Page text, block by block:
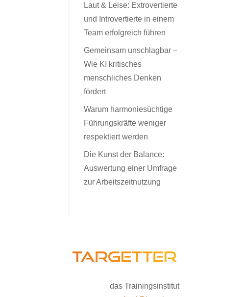
Laut & Leise: Extrovertierte
und Introvertierte in einem
Team erfolgreich führen
Gemeinsam unschlagbar –
Wie KI kritisches
menschliches Denken
fördert
Warum harmoniesüchtige
Führungskräfte weniger
respektiert werden
Die Kunst der Balance:
Auswertung einer Umfrage
zur Arbeitszeitnutzung
das Trainingsinstitut